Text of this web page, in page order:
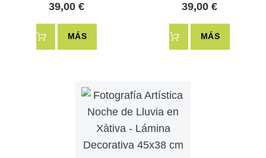
39,00 €
MÁS
39,00 €
MÁS